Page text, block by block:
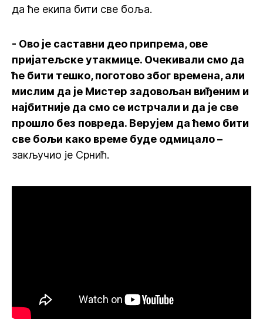
да ће екипа бити све боља.
- Ово је саставни део припрема, ове
пријатељске утакмице. Очекивали смо да
ће бити тешко, поготово због времена, али
мислим да је Мистер задовољан виђеним и
најбитније да смо се истрчали и да је све
прошло без повреда. Верујем да ћемо бити
све бољи како време буде одмицало –
закључио је Срнић.